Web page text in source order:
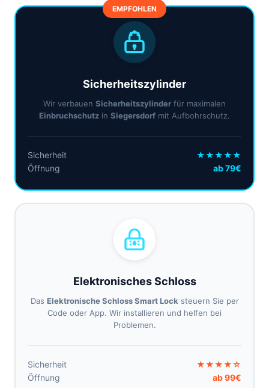
EMPFOHLEN
Sicherheitszylinder
Wir verbauen Sicherheitszylinder für maximalen
Einbruchschutz in Siegersdorf mit Aufbohrschutz.
Sicherheit
★★★★★
Öffnung
ab 79€
Elektronisches Schloss
Das Elektronische Schloss Smart Lock steuern Sie per
Code oder App. Wir installieren und helfen bei
Problemen.
Sicherheit
★★★★☆
Öffnung
ab 99€